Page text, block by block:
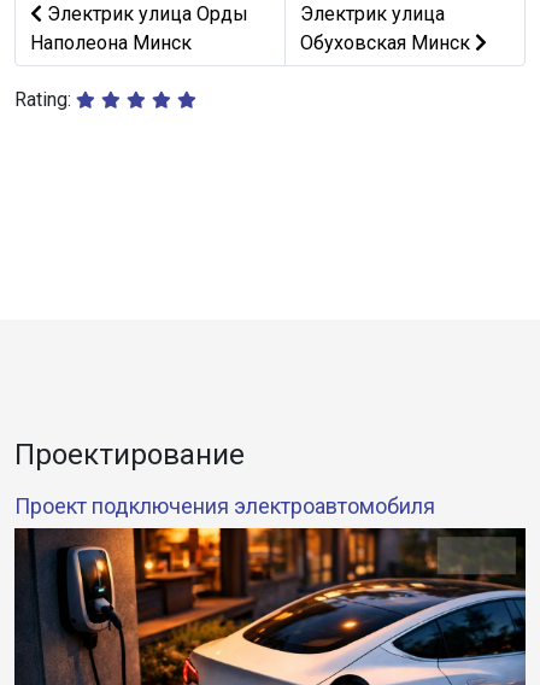
Предыдущий: Электрик улица Орды Наполеона Минск
Электрик улица Орды
Наполеона Минск
Следующий: Электрик
Электрик улица
Обуховская Минск
Rating:
Проектирование
Проект подключения электроавтомобиля